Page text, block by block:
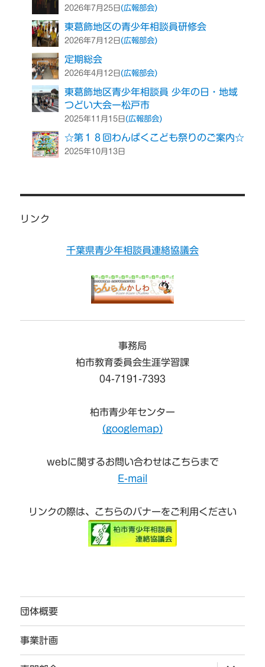
2026年7月25日(広報部会)
東葛飾地区の青少年相談員研修会
2026年7月12日(広報部会)
定期総会
2026年4月12日(広報部会)
東葛飾地区青少年相談員 少年の日・地域
つどい大会ー松戸市
2025年11月15日(広報部会)
☆第１８回わんぱくこども祭りのご案内☆
2025年10月13日
リンク
千葉県青少年相談員連絡協議会
事務局
柏市教育委員会生涯学習課
04-7191-7393
柏市青少年センター
(googlemap)
webに関するお問い合わせはこちらまで
E-mail
リンクの際は、こちらのバナーをご利用ください
団体概要
事業計画